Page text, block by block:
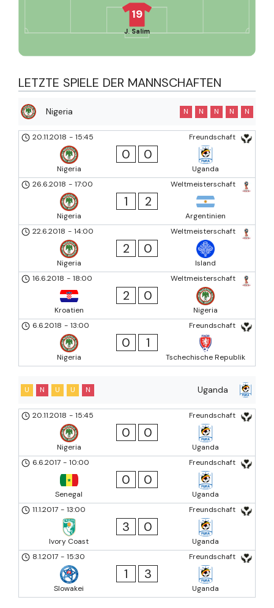
19
J. Salim
LETZTE SPIELE DER MANNSCHAFTEN
Nigeria N N N N N
Freundschaft
20.11.2018 - 15:45
Nigeria
0 0
Uganda
Weltmeisterschaft
26.6.2018 - 17:00
Nigeria
1 2
Argentinien
Weltmeisterschaft
22.6.2018 - 14:00
Nigeria
2 0
Island
Weltmeisterschaft
16.6.2018 - 18:00
Kroatien
2 0
Nigeria
Freundschaft
6.6.2018 - 13:00
Nigeria
0 1
Tschechische Republik
Uganda
U N U U N
Freundschaft
20.11.2018 - 15:45
Nigeria
0 0
Uganda
Freundschaft
6.6.2017 - 10:00
Senegal
0 0
Uganda
Freundschaft
11.1.2017 - 13:00
Ivory Coast
3 0
Uganda
Freundschaft
8.1.2017 - 15:30
Slowakei
1 3
Uganda